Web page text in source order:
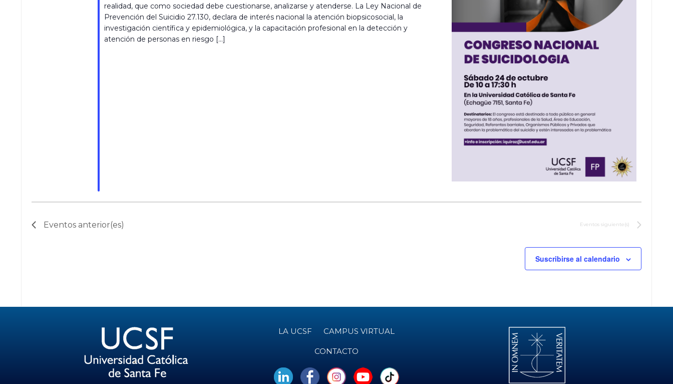
realidad, que como sociedad debe cuestionarse, analizarse y atenderse. La Ley Nacional de
Prevención del Suicidio 27.130, declara de interés nacional la atención biopsicosocial, la
investigación científica y epidemiológica, y la capacitación profesional en la detección y
atención de personas en riesgo […]
Eventos anterior(es) Eventos siguiente(s)
Suscribirse al calendario
LA UCSF CAMPUS VIRTUAL
CONTACTO